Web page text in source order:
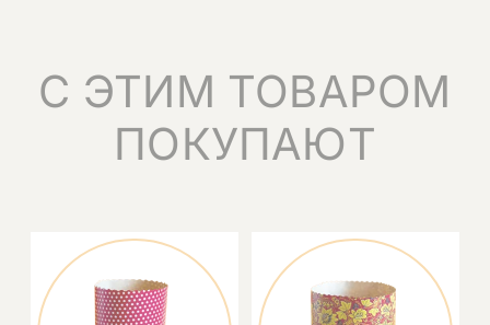
С ЭТИМ ТОВАРОМ
ПОКУПАЮТ